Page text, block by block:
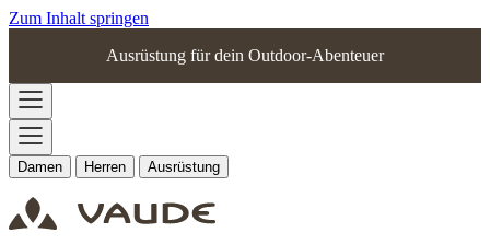
Zum Inhalt springen
Ausrüstung für dein Outdoor-Abenteuer
Damen Herren Ausrüstung